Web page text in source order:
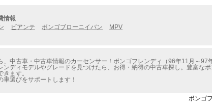
情報
ビアンテ ボンゴブローニイバン MPV
、中古車・中古車情報のカーセンサー！ボンゴフレンディ（96年11月～97
ンディモデルやグレードを見つけたら、お得・納得の中古車探し。豊富な
ます。
車選びをサポートします！
ボンゴ